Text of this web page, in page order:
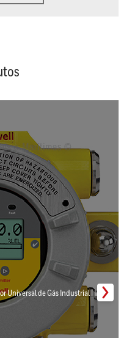
Universal de Gás Industrial | Inmar